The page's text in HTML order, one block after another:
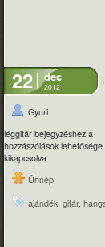
22 dec
2012
Gyuri
léggitár bejegyzéshez a
hozzászólások lehetősége
kikapcsolva
Ünnep
ajándék gitár,